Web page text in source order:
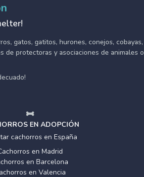
gatos, gatitos, hurones, conejos,
de protectoras y asociaciones de animales
EN ADOPCIÓN
cachorros en España
en Madrid
en Barcelona
en Valencia